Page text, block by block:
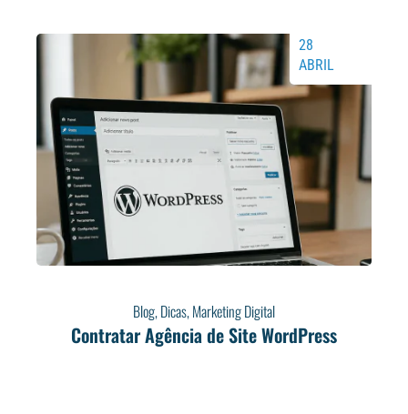
Blog,Dicas,Marketing Digital
Contratar Agência de Site WordPress
28
ABRIL